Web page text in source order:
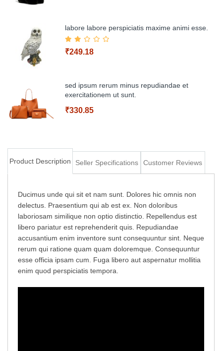
labore labore perspiciatis maxime animi esse.
₹249.18
sed ipsum rerum minus repudiandae et
exercitationem ut sunt.
₹330.85
Product Description Seller Specifications Customer Reviews
Ducimus unde qui sit et nam sunt. Dolores hic omnis non
delectus. Praesentium qui ab est ex. Non doloribus
laboriosam similique non optio distinctio. Repellendus est
libero pariatur est reprehenderit quis. Repudiandae
accusantium enim inventore sunt consequuntur sint. Neque
rerum qui ratione quam quam doloremque. Consequuntur
esse officia ipsam cum. Fuga libero aut aspernatur mollitia
enim quod perspiciatis tempora.